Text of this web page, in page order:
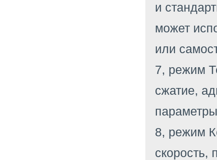
и
может
или
7, режим
сжатие,
8, режим
скорость,